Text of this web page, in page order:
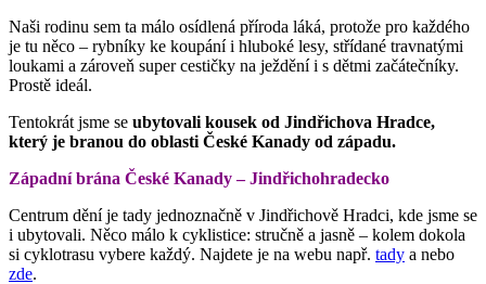
Naši rodinu sem ta málo osídlená příroda láká, protože pro každého
je tu něco – rybníky ke koupání i hluboké lesy, střídané travnatými
loukami a zároveň super cestičky na ježdění i s dětmi začátečníky.
Prostě ideál.
Tentokrát jsme se ubytovali kousek od Jindřichova Hradce,
který je branou do oblasti České Kanady od západu.
Západní brána České Kanady – Jindřichohradecko
Centrum dění je tady jednoznačně v Jindřichově Hradci, kde jsme se
i ubytovali. Něco málo k cyklistice: stručně a jasně – kolem dokola
si cyklotrasu vybere každý. Najdete je na webu např. tady a nebo
zde.